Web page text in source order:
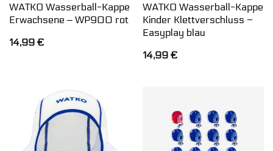
WATKO Wasserball-Kappe
Erwachsene ‒ WP900 rot
14,99 €
WATKO Wasserball-Kappe
Kinder Klettverschluss –
Easyplay blau
14,99 €